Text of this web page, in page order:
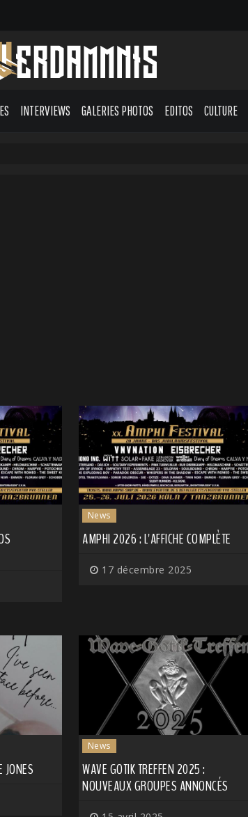
INTERVIEWS GALERIES PHOTOS EDITOS CULTURE
News
AMPHI 2026 : L'AFFICHE COMPLÈTE
17 décembre 2025
JONES
News
WAVE GOTIK TREFFEN 2025 :
NOUVEAUX GROUPES ANNONCÉS